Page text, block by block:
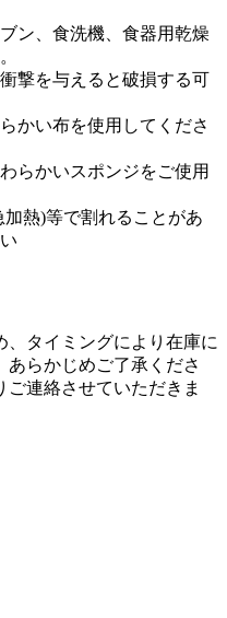
ン、食洗機、食器用乾燥
撃を与えると破損する可
かい布を使用してくださ
らかいスポンジをご使用
加熱)等で割れることがあ
タイミングにより在庫に
あらかじめご了承くださ
連絡させていただきま